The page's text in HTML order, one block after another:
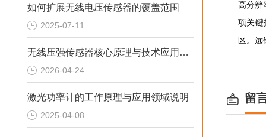
如何扩展无线电压传感器的覆盖范围
2025-07-11
无线压强传感器核心原理与技术应用解析
2026-04-24
激光功率计的工作原理与应用领域说明
2025-04-08
高分辨
项关键
区。
留